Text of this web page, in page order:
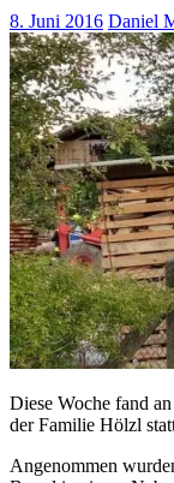
8. Juni 2016 Daniel
Diese Woche fand
der Familie Hölzl
Angenommen